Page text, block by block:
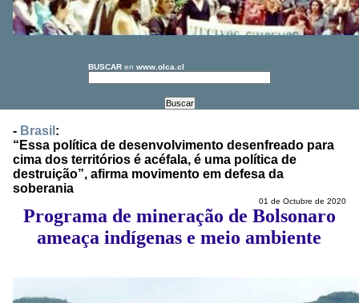
BUSCAR en www.olca.cl
- Brasil :
“Essa política de desenvolvimento desenfreado para
cima dos territórios é acéfala, é uma política de
destruição”, afirma movimento em defesa da
soberania
01 de Octubre de 2020
Programa de mineração de Bolsonaro
ameaça indígenas e meio ambiente